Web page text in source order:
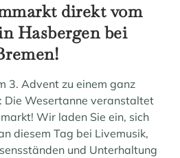
direkt vom
Hasbergen bei
3. Advent zu einem ganz
Die Wesertanne veranstaltet
Wir laden Sie ein, sich
diesem Tag bei Livemusik,
und Unterhaltung